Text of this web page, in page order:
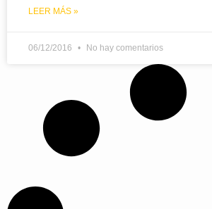
LEER MÁS »
06/12/2016 No hay comentarios